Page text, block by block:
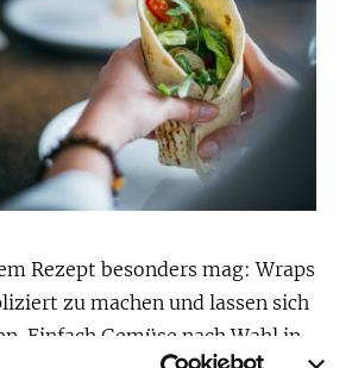
Rezept besonders mag: Wraps
zu machen und lassen sich
Einfach Gemüse nach Wahl in